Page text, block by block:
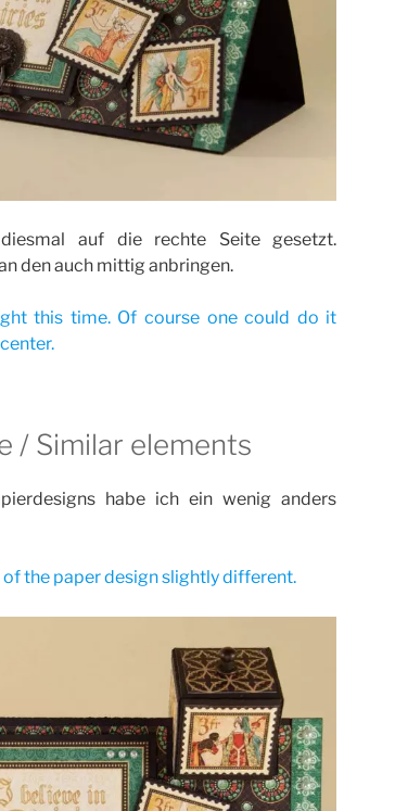
auf die rechte Seite gesetzt.
den auch mittig anbringen.
this time. Of course one could do it
/ Similar elements
habe ich ein wenig anders
the paper design slightly different.